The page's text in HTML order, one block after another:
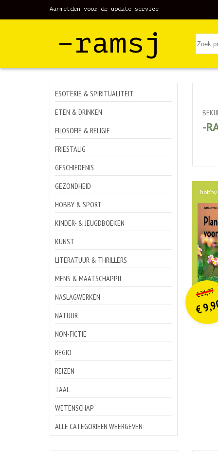
Aanmelden voor de update service
–ramsj
ESOTERIE & SPIRITUALITEIT
ETEN & DRINKEN
FILOSOFIE & RELIGIE
FRIESTALIG
GESCHIEDENIS
GEZONDHEID
HOBBY & SPORT
KINDER- & JEUGDBOEKEN
KUNST
LITERATUUR & THRILLERS
MENS & MAATSCHAPPIJ
NASLAGWERKEN
NATUUR
NON-FICTIE
REGIO
REIZEN
TAAL
WETENSCHAP
ALLE CATEGORIEËN WEERGEVEN
-
€21,99
€